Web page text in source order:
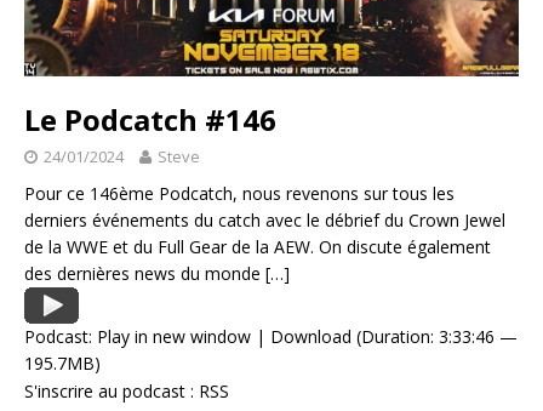
Le Podcatch #146
24/01/2024 Steve
Pour ce 146ème Podcatch, nous revenons sur tous les
derniers événements du catch avec le débrief du Crown Jewel
de la WWE et du Full Gear de la AEW. On discute également
des dernières news du monde […]
Podcast: Play in new window | Download (Duration: 3:33:46 —
195.7MB)
S'inscrire au podcast : RSS